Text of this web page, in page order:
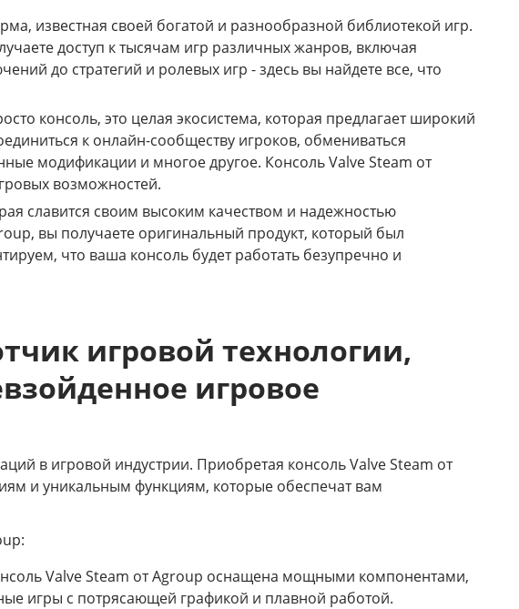
известная своей богатой и разнообразной библиотекой игр.
доступ к тысячам игр различных жанров, включая
до стратегий и ролевых игр - здесь вы найдете все, что
консоль, это целая экосистема, которая предлагает широкий
к онлайн-сообществу игроков, обмениваться
модификации и многое другое. Консоль Valve Steam от
возможностей.
славится своим высоким качеством и надежностью
вы получаете оригинальный продукт, который был
что ваша консоль будет работать безупречно и
игровой технологии,
игровое
в игровой индустрии. Приобретая консоль Valve Steam от
и уникальным функциям, которые обеспечат вам
Valve Steam от Agroup оснащена мощными компонентами,
игры с потрясающей графикой и плавной работой.